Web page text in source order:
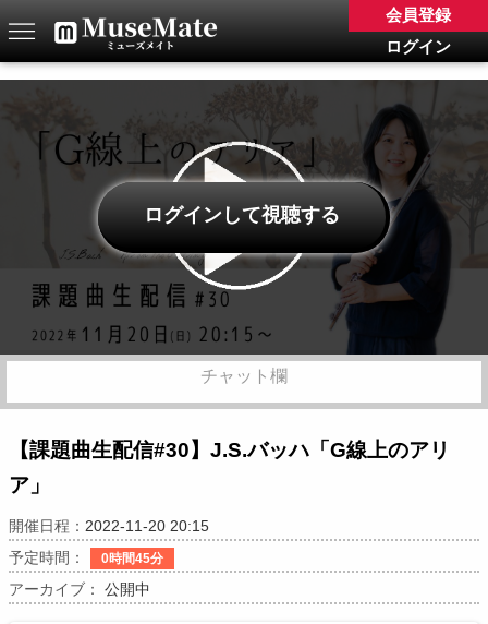
ログイン
会員登録
ログインして視聴する
チャット欄
【課題曲生配信#30】J.S.バッハ「G線上のアリ
ア」
開催日程： 2022-11-20 20:15
予定時間：
0時間45分
アーカイブ： 公開中